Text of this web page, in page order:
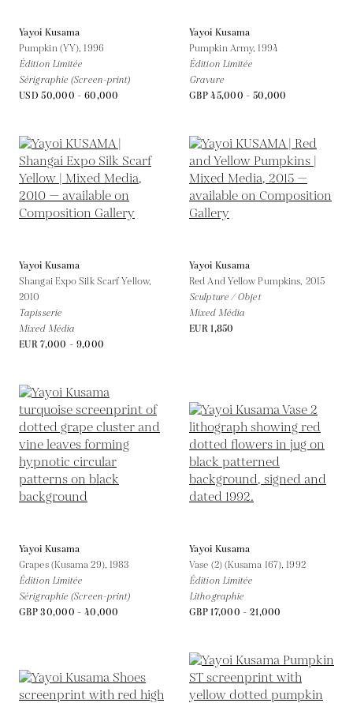
Yayoi Kusama
Pumpkin (YY),1996
Édition Limitée
Sérigraphie (Screen-print)
USD 50,000 - 60,000
Yayoi Kusama
Pumpkin Army,1994
Édition Limitée
Gravure
GBP 45,000 - 50,000
Yayoi Kusama
Shangai Expo Silk Scarf Yellow,
2010
Tapisserie
Mixed Média
EUR 7,000 - 9,000
Yayoi Kusama
Red And Yellow Pumpkins, 2015
Sculpture / Objet
Mixed Média
EUR 1,850
Yayoi Kusama
Grapes (Kusama 29), 1983
Édition Limitée
Sérigraphie (Screen-print)
GBP 30,000 - 40,000
Yayoi Kusama
Vase (2) (Kusama 167),1992
Édition Limitée
Lithographie
GBP 17,000 - 21,000